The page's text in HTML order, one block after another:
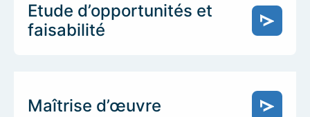
Etude d’opportunités et
faisabilité
Maîtrise d’œuvre